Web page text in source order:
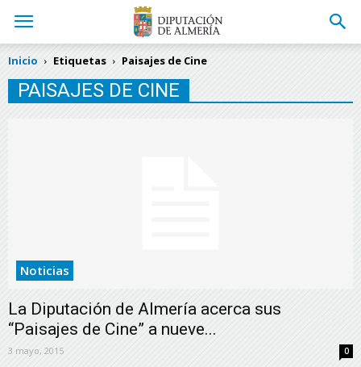
Inicio Etiquetas Paisajes de Cine
PAISAJES DE CINE
Noticias
La Diputación de Almería acerca sus
“Paisajes de Cine” a nueve...
3 mayo, 2015 0